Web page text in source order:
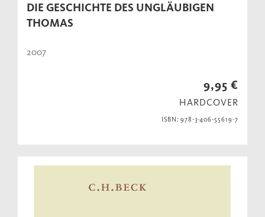
DIE GESCHICHTE DES UNGLÄUBIGEN
THOMAS
2007
9,95 €
HARDCOVER
ISBN: 978-3-406-55619-7